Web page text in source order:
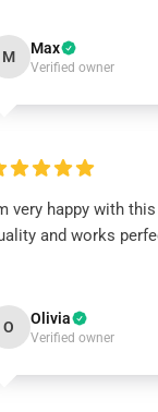
M Max
Verified owner
very happy with
and works
O Olivia
Verified owner